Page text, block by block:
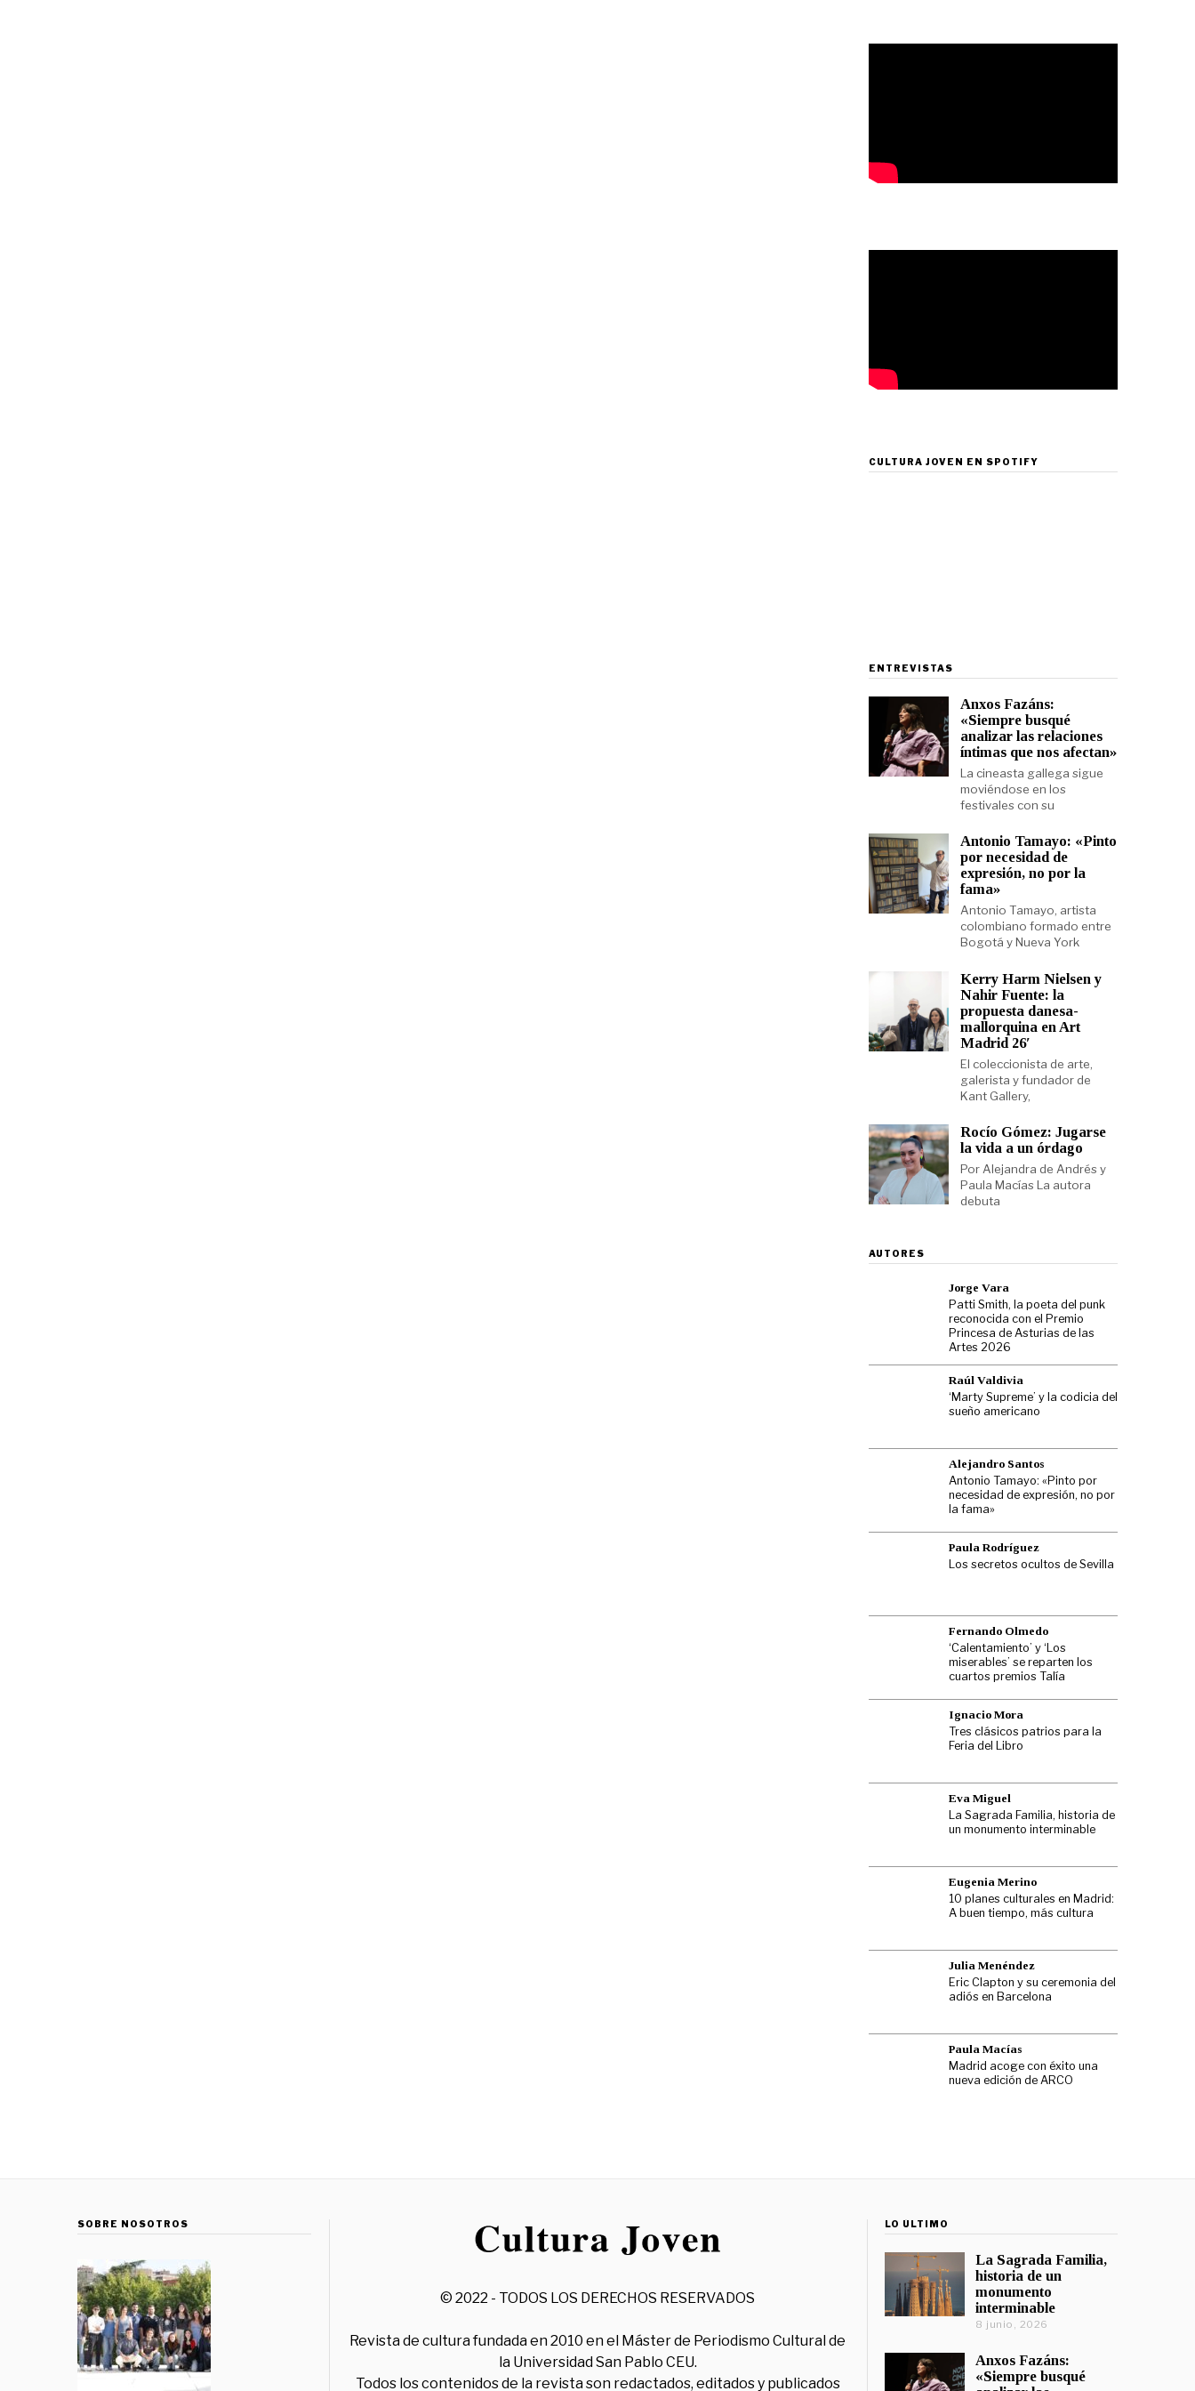
CULTURA JOVEN EN SPOTIFY
ENTREVISTAS
Anxos Fazáns:
«Siempre busqué
analizar las relaciones
íntimas que nos afectan»
La cineasta gallega sigue
moviéndose en los
festivales con su
Antonio Tamayo: «Pinto
por necesidad de
expresión, no por la
fama»
Antonio Tamayo, artista
colombiano formado entre
Bogotá y Nueva York
Kerry Harm Nielsen y
Nahir Fuente: la
propuesta danesa-
mallorquina en Art
Madrid 26′
El coleccionista de arte,
galerista y fundador de
Kant Gallery,
Rocío Gómez: Jugarse
la vida a un órdago
Por Alejandra de Andrés y
Paula Macías La autora
debuta
AUTORES
Jorge Vara
Patti Smith, la poeta del punk
reconocida con el Premio
Princesa de Asturias de las
Artes 2026
Raúl Valdivia
‘Marty Supreme’ y la codicia del
sueño americano
Alejandro Santos
Antonio Tamayo: «Pinto por
necesidad de expresión, no por
la fama»
Paula Rodríguez
Los secretos ocultos de Sevilla
Fernando Olmedo
‘Calentamiento’ y ‘Los
miserables’ se reparten los
cuartos premios Talía
Ignacio Mora
Tres clásicos patrios para la
Feria del Libro
Eva Miguel
La Sagrada Familia, historia de
un monumento interminable
Eugenia Merino
10 planes culturales en Madrid:
A buen tiempo, más cultura
Julia Menéndez
Eric Clapton y su ceremonia del
adiós en Barcelona
Paula Macías
Madrid acoge con éxito una
nueva edición de ARCO
SOBRE NOSOTROS
© 2022 - TODOS LOS DERECHOS RESERVADOS
Revista de cultura fundada en 2010 en el Máster de Periodismo Cultural de
la Universidad San Pablo CEU.
Todos los contenidos de la revista son redactados, editados y publicados
LO ÚLTIMO
La Sagrada Familia,
historia de un
monumento
interminable
8 junio, 2026
Anxos Fazáns:
«Siempre busqué